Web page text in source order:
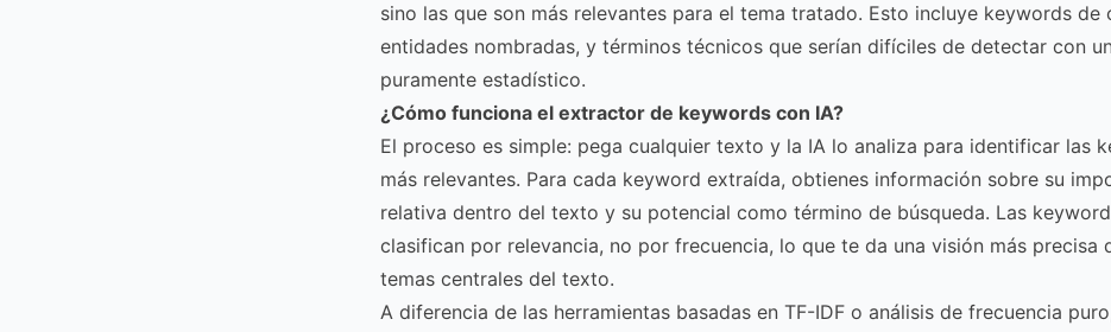
sino las que son más relevantes para el tema tratado. Esto incluye keywords de
entidades nombradas, y términos técnicos que serían difíciles de detectar con
puramente estadístico.
¿Cómo funciona el extractor de keywords con IA?
El proceso es simple: pega cualquier texto y la IA lo analiza para identificar las
más relevantes. Para cada keyword extraída, obtienes información sobre su
relativa dentro del texto y su potencial como término de búsqueda. Las
clasifican por relevancia, no por frecuencia, lo que te da una visión más precisa
temas centrales del texto.
A diferencia de las herramientas basadas en TF-IDF o análisis de frecuencia